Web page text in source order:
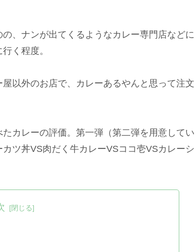
、ナンが出てくるようなカレー専門店などに
く程度。
以外のお店で、カレーあるやんと思って注文
カレーの評価。第一弾（第二弾を用意してい
ツ丼VS肉だく牛カレーVSココ壱VSカレーシ